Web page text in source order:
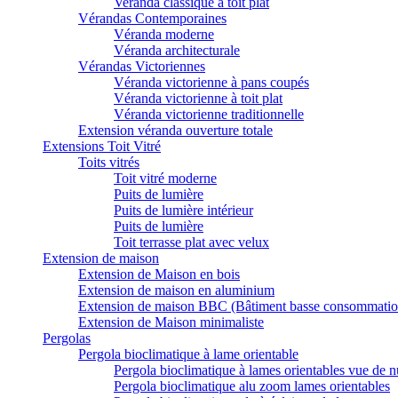
Vérandas Contemporaines
Véranda moderne
Véranda architecturale
Vérandas Victoriennes
Véranda victorienne à pans coupés
Véranda victorienne à toit plat
Véranda victorienne traditionnelle
Extension véranda ouverture totale
Extensions Toit Vitré
Toits vitrés
Toit vitré moderne
Puits de lumière
Puits de lumière intérieur
Puits de lumière
Toit terrasse plat avec velux
Extension de maison
Extension de Maison en bois
Extension de maison en aluminium
Extension de maison BBC (Bâtiment basse
Extension de Maison minimaliste
Pergolas
Pergola bioclimatique à lame orientable
Pergola bioclimatique à lames orientables vue de
Pergola bioclimatique alu zoom lames orientables